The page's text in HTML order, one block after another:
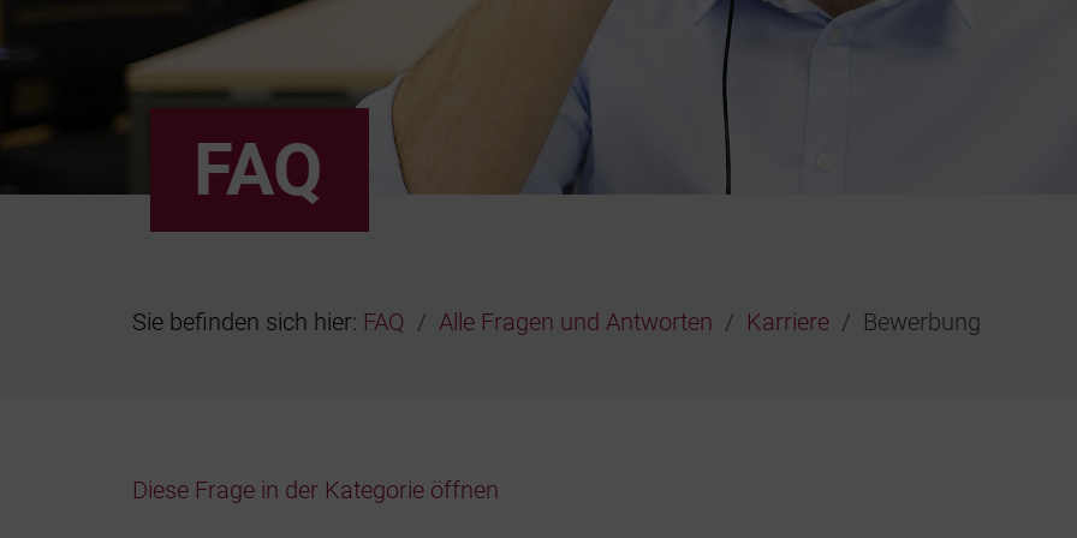
FAQ
Sie befinden sich hier: FAQ Alle Fragen und Antworten Karriere Bewerbung
Diese Frage in der Kategorie öffnen